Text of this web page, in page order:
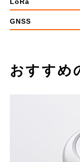
LoRa
GNSS
おすすめ